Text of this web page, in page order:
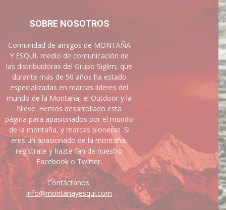
SOBRE NOSOTROS
Comunidad de amigos de MONTAÑA
Y ESQUI, medio de comunicación de
las distribuidoras del Grupo Siglim, que
durante más de 50 años ha estado
especializadas en marcas líderes del
mundo de la Montaña, el Outdoor y la
Nieve. Hemos desarrollado esta
página para apasionados por el mundo
de la montaña, y marcas pioneras. Si
eres un apasionado de la montaña,
regístrate y hazte fan de nuestro
Facebook o Twitter.
Contáctanos:
info@montanayesqui.com